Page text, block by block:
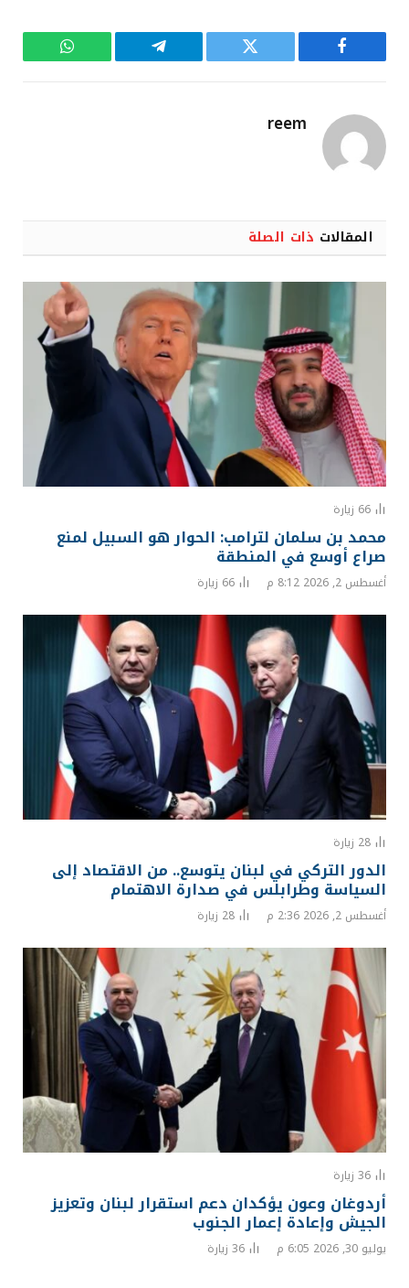
فيسبوك تويتر تيلقرام واتساب
reem
المقالات ذات الصلة
66 زيارة
محمد بن سلمان لترامب: الحوار هو السبيل لمنع
صراع أوسع في المنطقة
أغسطس 2, 2026 8:12 م 66 زيارة
28 زيارة
الدور التركي في لبنان يتوسع.. من الاقتصاد إلى
السياسة وطرابلس في صدارة الاهتمام
أغسطس 2, 2026 2:36 م 28 زيارة
36 زيارة
أردوغان وعون يؤكدان دعم استقرار لبنان وتعزيز
الجيش وإعادة إعمار الجنوب
يوليو 30, 2026 6:05 م 36 زيارة